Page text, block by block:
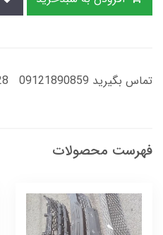
تماس بگیرید 09121890859 02144220928
فهرست محصولات